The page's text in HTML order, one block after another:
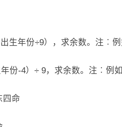
生年份÷9），求余数。注︰
份-4）÷ 9，求余数。注︰例
四命